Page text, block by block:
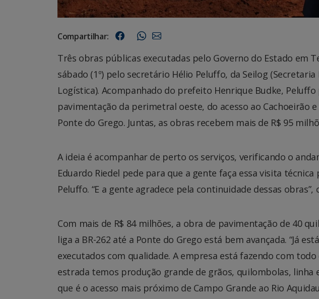
Compartilhar:
Três obras públicas executadas pelo Governo do Estado em
sábado (1º) pelo secretário Hélio Peluffo, da Seilog
Logística). Acompanhado do prefeito Henrique Budke,
pavimentação da perimetral oeste, do acesso ao Cachoeirão e
Ponte do Grego. Juntas, as obras recebem mais de R$ 95
A ideia é acompanhar de perto os serviços, verificando o
Eduardo Riedel pede para que a gente faça essa visita
Peluffo. “E a gente agradece pela continuidade dessas
Com mais de R$ 84 milhões, a obra de pavimentação de 40
liga a BR-262 até a Ponte do Grego está bem avançada. “Já
executados com qualidade. A empresa está fazendo com
estrada temos produção grande de grãos, quilombolas, linha
que é o acesso mais próximo de Campo Grande ao Rio